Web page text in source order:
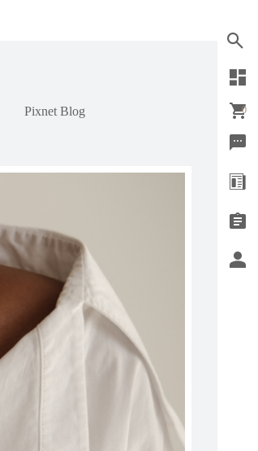
0
Pixnet Blog